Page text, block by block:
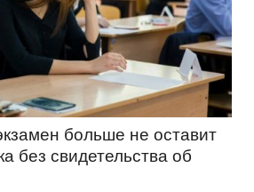
больше не оставит
без свидетельства об